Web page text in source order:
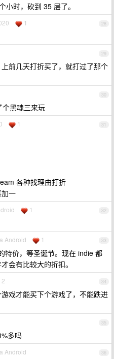
小时，砍到 35 层了。
28
1
29
前几天打折买了，就打过了那个
30
个黑魂三来玩
31
1
各种找理由打折
一
32
1
33
Android 1
特价，等圣诞节。现在 indie 都
会有比较大的折扣。
34
2
戏才能买下个游戏了，不能跌进
35
多吗
36
Android